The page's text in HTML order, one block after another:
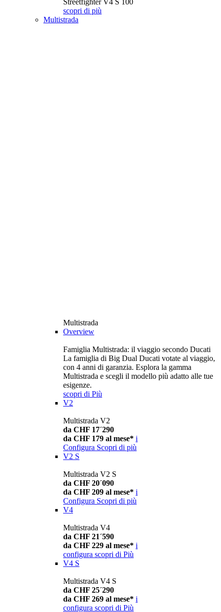
Streetfighter V4 S 100
scopri di più
Multistrada
Multistrada
Overview
Famiglia Multistrada: il viaggio secondo Ducati
La famiglia di Big Dual Ducati votate al viaggio,
con 4 anni di garanzia. Esplora la gamma
Multistrada e scegli il modello più adatto alle tue
esigenze.
scopri di Più
V2
Multistrada V2
da CHF 17´290
da CHF 179 al mese* i
Configura Scopri di più
V2 S
Multistrada V2 S
da CHF 20´090
da CHF 209 al mese* i
Configura Scopri di più
V4
Multistrada V4
da CHF 21´590
da CHF 229 al mese* i
configura scopri di Più
V4 S
Multistrada V4 S
da CHF 25´290
da CHF 269 al mese* i
configura scopri di Più